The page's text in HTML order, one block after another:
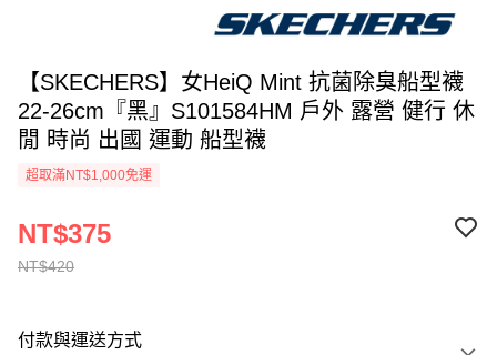
【SKECHERS】女HeiQ Mint 抗菌除臭船型襪
22-26cm『黑』S101584HM 戶外 露營 健行 休
閒 時尚 出國 運動 船型襪
超取滿NT$1,000免運
NT$420
NT$375
付款與運送方式